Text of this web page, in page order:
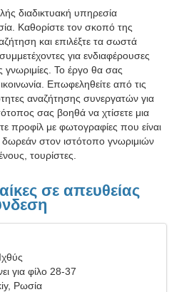
διαδικτυακή υπηρεσία
Καθορίστε τον σκοπό της
και επιλέξτε τα σωστά
για ενδιαφέρουσες
γνωριμίες. Το έργο θα σας
Επωφεληθείτε από τις
αναζήτησης συνεργατών για
σας βοηθά να χτίσετε μια
προφίλ με φωτογραφίες που είναι
δωρεάν στον ιστότοπο γνωριμιών
τουρίστες.
σε απευθείας
για φίλο 28-37
Ρωσία